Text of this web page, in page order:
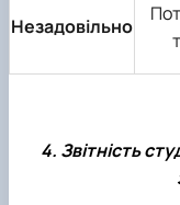
Незадовільно
4. Звітність